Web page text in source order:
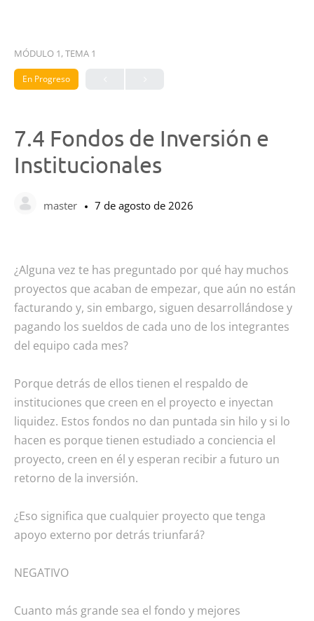
MÓDULO 1, TEMA 1
En Progreso
7.4 Fondos de Inversión e
Institucionales
master 7 de agosto de 2026
¿Alguna vez te has preguntado por qué hay muchos
proyectos que acaban de empezar, que aún no están
facturando y, sin embargo, siguen desarrollándose y
pagando los sueldos de cada uno de los integrantes
del equipo cada mes?
Porque detrás de ellos tienen el respaldo de
instituciones que creen en el proyecto e inyectan
liquidez. Estos fondos no dan puntada sin hilo y si lo
hacen es porque tienen estudiado a conciencia el
proyecto, creen en él y esperan recibir a futuro un
retorno de la inversión.
¿Eso significa que cualquier proyecto que tenga
apoyo externo por detrás triunfará?
NEGATIVO
Cuanto más grande sea el fondo y mejores